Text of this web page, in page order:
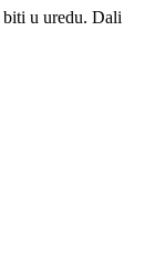
biti u uredu. Dali